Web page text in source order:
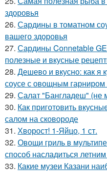
здоровья
26. Сардины в томатном
вашего здоровья
27. Сардины Connetable
полезные и вкусные
28. Дешево и вкусно: как я
соусе с овощным гарниром
29. Салат "Бангладеш" (не
30. Как приготовить
салом на сковороде
31. Хворост! 1-Яйцо, 1 ст.
32. Овощи гриль в
способ насладиться
33. Какие музеи Казани